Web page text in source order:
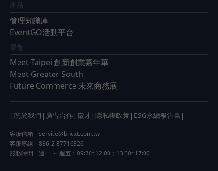
產品
管理知識庫
EventGO活動平台
展會
Meet Taipei 創新創業嘉年華
Meet Greater South
Future Commerce 未來商務展
| 關於我們 | 廣告合作 | 徵才 | 隱私權政策 | ESG永續報告書 |
客服信箱： service@bnext.com.tw
客服專線：886-2-87716326
服務時間：週一 ～ 週五：09:30~12:00；13:30~17:00